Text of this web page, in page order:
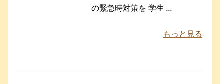
の緊急時対策を 学生 …
もっと見る